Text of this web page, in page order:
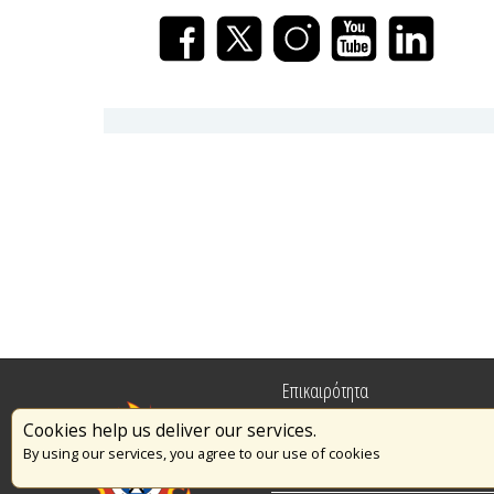
Cookies help us deliver our services.
By using our services, you agree to our use of cookies
Επικαιρότητα
Πυρασφάλεια